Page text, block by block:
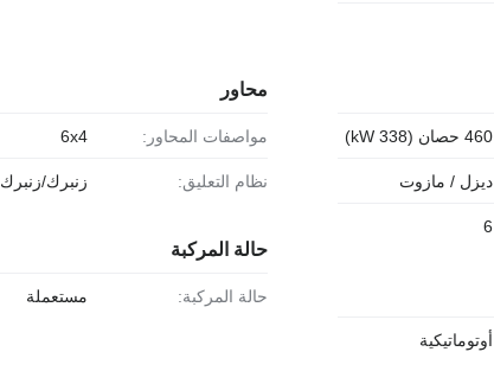
460 حصان (338 kW)
ديزل / مازوت
6
أوتوماتيكية
محاور
مواصفات المحاور: 6x4
نظام التعليق: زنبرك/زنبرك
حالة المركبة
حالة المركبة: مستعملة